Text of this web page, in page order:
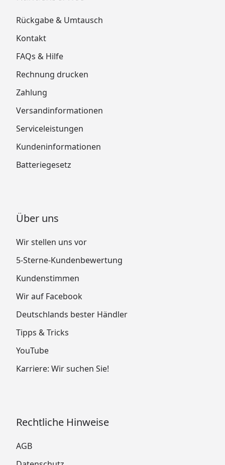
Rückgabe & Umtausch
Kontakt
FAQs & Hilfe
Rechnung drucken
Zahlung
Versandinformationen
Serviceleistungen
Kundeninformationen
Batteriegesetz
Über uns
Wir stellen uns vor
5-Sterne-Kundenbewertung
Kundenstimmen
Wir auf Facebook
Deutschlands bester Händler
Tipps & Tricks
YouTube
Karriere: Wir suchen Sie!
Rechtliche Hinweise
AGB